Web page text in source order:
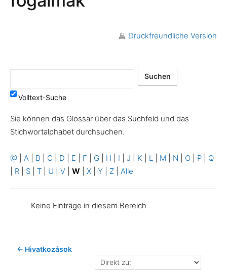
Druckfreundliche Version
Volltext-Suche
Sie können das Glossar über das Suchfeld und das
Stichwortalphabet durchsuchen.
@ A B C D E F G H I J K L M N O P
Q
R S T U V W X Y Z Alle
Keine Einträge in diesem Bereich
← Hivatkozások
Direkt
zu: